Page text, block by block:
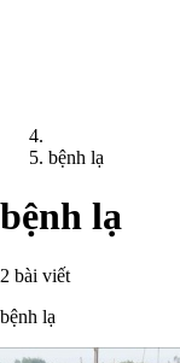
bệnh lạ
bệnh lạ
2 bài viết
bệnh lạ